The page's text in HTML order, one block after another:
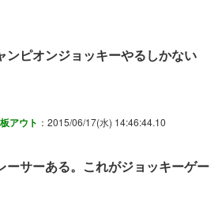
ンピオンジョッキーやるしかない
アウト ：2015/06/17(水) 14:46:44.10
ーサーある。これがジョッキーゲー